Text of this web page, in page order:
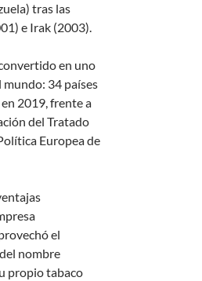
tras las
e Irak (2003).
en uno
mundo: 34 países
2019, frente a
del Tratado
Europea de
el
nombre
propio tabaco